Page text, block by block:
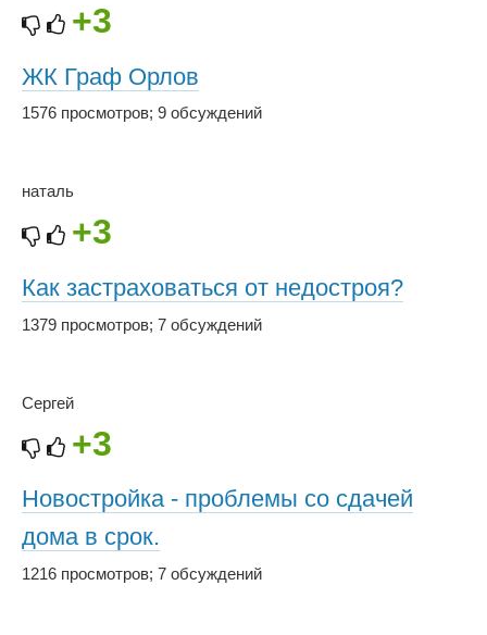
+3
ЖК Граф Орлов
1576 просмотров; 9 обсуждений
наталь
+3
Как застраховаться от недостроя?
1379 просмотров; 7 обсуждений
Сергей
+3
Новостройка - проблемы со сдачей
дома в срок.
1216 просмотров; 7 обсуждений